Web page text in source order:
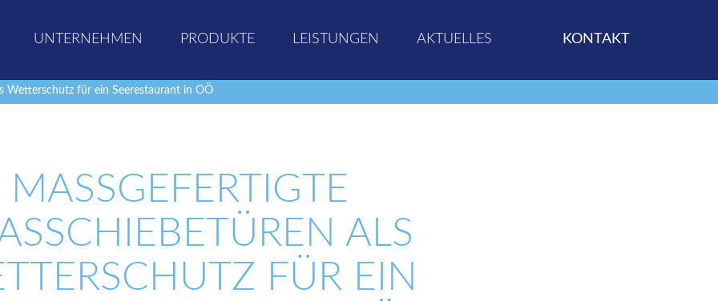
UNTERNEHMEN PRODUKTE LEISTUNGEN AKTUELLES KONTAKT
Wetterschutz für ein Seerestaurant in OÖ
MASSGEFERTIGTE G
ALS W
FÜR EIN S